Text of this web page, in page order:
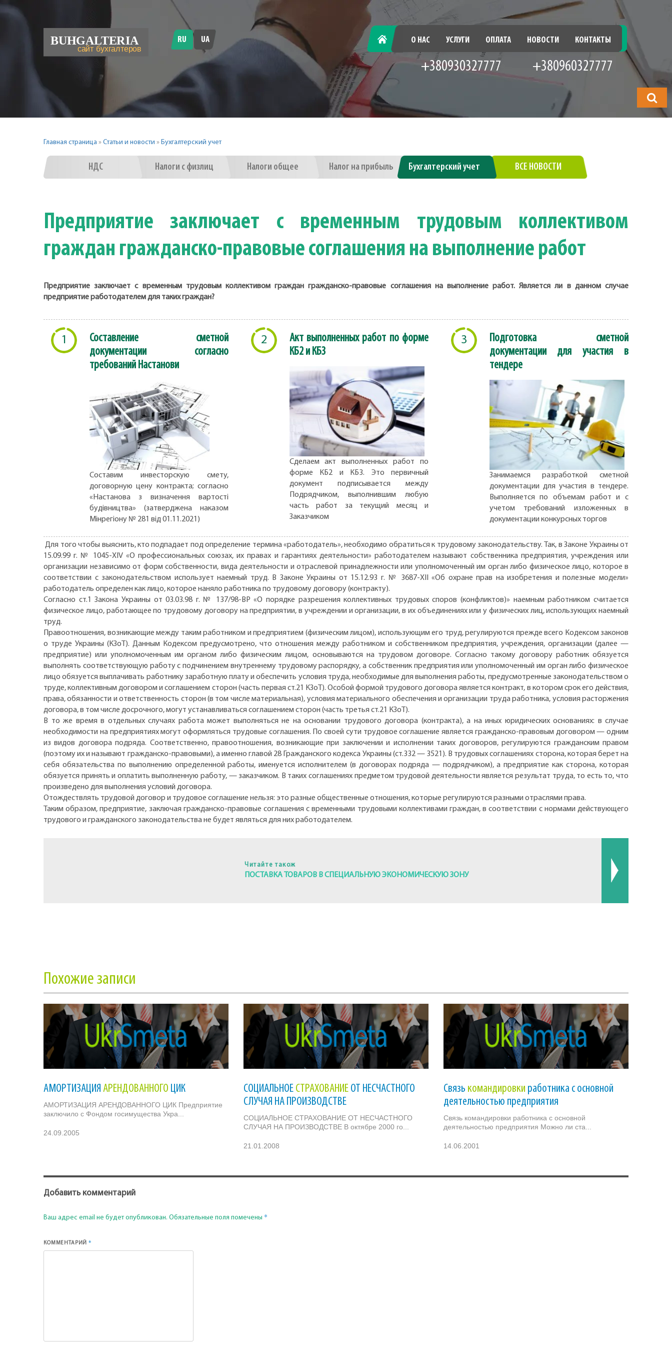
будете
RU UA ГЛАВНАЯ О НАС УСЛУГИ ОПЛАТА НОВОСТИ КОНТАКТЫ
+380930327777 +380960327777
Главная страница » Статьи и новости » Бухгалтерский учет
НДС Налоги с физлиц Налоги общее Налог на прибыль Бухгалтерский учет ВСЕ НОВОСТИ
Предприятие заключает с временным трудовым коллективом
граждан гражданско-правовые соглашения на выполнение работ
Предприятие заключает с временным трудовым коллективом граждан гражданско-правовые соглашения на выполнение работ. Является ли в данном случае
предприятие работодателем для таких граждан?
1
Составление сметной
документации согласно
требований Настанови
Составим инвесторскую смету,
договорную цену контракта; согласно
«Настанова з визначення вартості
будівництва» (затверджена наказом
Мінрегіону № 281 від 01.11.2021)
2
Акт выполненных работ по форме
КБ2 и КБ3
Сделаем акт выполненных работ по
форме КБ2 и КБ3. Это первичный
документ подписывается между
Подрядчиком, выполнившим любую
часть работ за текущий месяц и
Заказчиком
3
Подготовка сметной
документации для участия в
тендере
Занимаемся разработкой сметной
документации для участия в тендере.
Выполняется по объемам работ и с
учетом требований изложенных в
документации конкурсных торгов
Для того чтобы выяснить, кто подпадает под определение термина «работодатель», необходимо обратиться к трудовому законодательству. Так, в Законе Украины от
15.09.99 г. № 1045-XIV «О профессиональных союзах, их правах и гарантиях деятельности» работодателем называют собственника предприятия, учреждения или
организации независимо от форм собственности, вида деятельности и отраслевой принадлежности или уполномоченный им орган либо физическое лицо, которое в
соответствии с законодательством использует наемный труд. В Законе Украины от 15.12.93 г. № 3687-XII «Об охране прав на изобретения и полезные модели»
работодатель определен как лицо, которое наняло работника по трудовому договору (контракту).
Согласно ст.1 Закона Украины от 03.03.98 г. № 137/98-ВР «О порядке разрешения коллективных трудовых споров (конфликтов)» наемным работником считается
физическое лицо, работающее по трудовому договору на предприятии, в учреждении и организации, в их объединениях или у физических лиц, использующих наемный
труд.
Правоотношения, возникающие между таким работником и предприятием (физическим лицом), использующим его труд, регулируются прежде всего Кодексом законов
о труде Украины (КЗоТ). Данным Кодексом предусмотрено, что отношения между работником и собственником предприятия, учреждения, организации (далее —
предприятие) или уполномоченным им органом либо физическим лицом, основываются на трудовом договоре. Согласно такому договору работник обязуется
выполнять соответствующую работу с подчинением внутреннему трудовому распорядку, а собственник предприятия или уполномоченный им орган либо физическое
лицо обязуется выплачивать работнику заработную плату и обеспечить условия труда, необходимые для выполнения работы, предусмотренные законодательством о
труде, коллективным договором и соглашением сторон (часть первая ст.21 КЗоТ). Особой формой трудового договора является контракт, в котором срок его действия,
права, обязанности и ответственность сторон (в том числе материальная), условия материального обеспечения и организации труда работника, условия расторжения
договора, в том числе досрочного, могут устанавливаться соглашением сторон (часть третья ст.21 КЗоТ).
В то же время в отдельных случаях работа может выполняться не на основании трудового договора (контракта), а на иных юридических основаниях: в случае
необходимости на предприятиях могут оформляться трудовые соглашения. По своей сути трудовое соглашение является гражданско-правовым договором — одним
из видов договора подряда. Соответственно, правоотношения, возникающие при заключении и исполнении таких договоров, регулируются гражданским правом
(поэтому их и называют гражданско-правовыми), а именно главой 28 Гражданского кодекса Украины (ст.332 — 3521). В трудовых соглашениях сторона, которая берет на
себя обязательства по выполнению определенной работы, именуется исполнителем (в договорах подряда — подрядчиком), а предприятие как сторона, которая
обязуется принять и оплатить выполненную работу, — заказчиком. В таких соглашениях предметом трудовой деятельности является результат труда, то есть то, что
произведено для выполнения условий договора.
Отождествлять трудовой договор и трудовое соглашение нельзя: это разные общественные отношения, которые регулируются разными отраслями права.
Таким образом, предприятие, заключая гражданско-правовые соглашения с временными трудовыми коллективами граждан, в соответствии с нормами действующего
трудового и гражданского законодательства не будет являться для них работодателем.
Читайте також
ПОСТАВКА ТОВАРОВ В СПЕЦИАЛЬНУЮ ЭКОНОМИЧЕСКУЮ ЗОНУ
Похожие записи
АМОРТИЗАЦИЯ АРЕНДОВАННОГО ЦИК
АМОРТИЗАЦИЯ АРЕНДОВАННОГО ЦИК Предприятие
заключило с Фондом госимущества Укра...
24.09.2005
СОЦИАЛЬНОЕ СТРАХОВАНИЕ ОТ НЕСЧАСТНОГО
СЛУЧАЯ НА ПРОИЗВОДСТВЕ
СОЦИАЛЬНОЕ СТРАХОВАНИЕ ОТ НЕСЧАСТНОГО
СЛУЧАЯ НА ПРОИЗВОДСТВЕ В октябре 2000 го...
21.01.2008
Связь командировки работника с основной
деятельностью предприятия
Связь командировки работника с основной
деятельностью предприятия Можно ли ста...
14.06.2001
Добавить комментарий
Ваш адрес email не будет опубликован. Обязательные поля помечены *
КОММЕНТАРИЙ*